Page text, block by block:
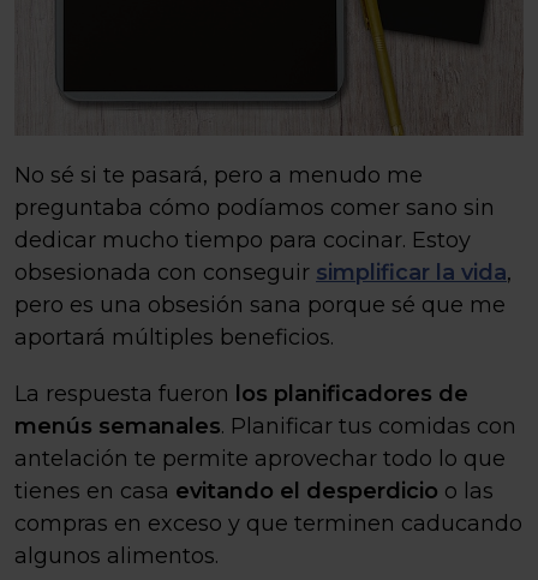
No sé si te pasará, pero a menudo me
preguntaba cómo podíamos comer sano sin
dedicar mucho tiempo para cocinar. Estoy
obsesionada con conseguir simplificar la vida,
pero es una obsesión sana porque sé que me
aportará múltiples beneficios.
La respuesta fueron los planificadores de
menús semanales. Planificar tus comidas con
antelación te permite aprovechar todo lo que
tienes en casa evitando el desperdicio o las
compras en exceso y que terminen caducando
algunos alimentos.